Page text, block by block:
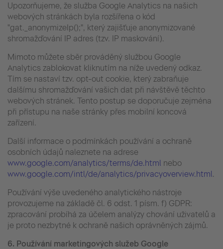
Upozorňujeme, že služba Google Analytics na našich
webových stránkách byla rozšířena o kód
"gat._anonymizeIp();", který zajišťuje anonymizované
shromažďování IP adres (tzv. IP maskování).
Mimoto můžete sběr prováděný službou Google
Analytics zablokovat kliknutím na níže uvedený odkaz.
Tím se nastaví tzv. opt-out cookie, který zabraňuje
dalšímu shromažďování vašich dat při návštěvě těchto
webových stránek. Tento postup se doporučuje zejména
při přístupu na naše stránky přes mobilní koncová
zařízení.
Další informace o podmínkách používání a ochraně
osobních údajů naleznete na adrese
www.google.com/analytics/terms/de.html nebo
www.google.com/intl/de/analytics/privacyoverview.html.
Používání výše uvedeného analytického nástroje
provozujeme na základě čl. 6 odst. 1 písm. f) GDPR:
zpracování probíhá za účelem analýzy chování uživatelů a
je proto nezbytné k ochraně našich oprávněných zájmů.
6. Používání marketingových služeb Google